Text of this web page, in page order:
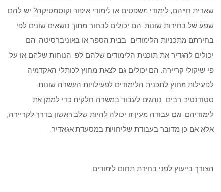
שארית חייהם, לימודי משפטים או לימודי איפור וקוסמטיקה? יש להם
שפע של בחירות שונות. הם יכולים לבחור מתוך נושאים שונים לפי
בחירתם מתכניות הלימודים בבית הספר או באוניברסיטה. הם
יכולים להגדיר את תוכנית הלימודים שלהם לפי הנוחות שלהם או על
פי שיקולי קריירה. הם יכולים גם לצאת מחוץ לכותלי האקדמיה
לפעילות מחוץ לתכנית הלימודים לפעילויות העשרה שונות.
סטודנטים רבים נוהגים לעבוד במשרה חלקית כדי לממן את
לימודיהם, וגם עבודה מעין זו יכולה להיות שלב ראשון בדרך לקריירה,
אלא אם כן מדובר בעבודת שליחויות במסעדת אגאדיר.
הצורך בייעוץ לפני בחירת תחום לימודים